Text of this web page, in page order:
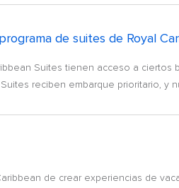
de suites de Royal
Suites tienen acceso a
reciben embarque prioritario, y
de crear experiencias de